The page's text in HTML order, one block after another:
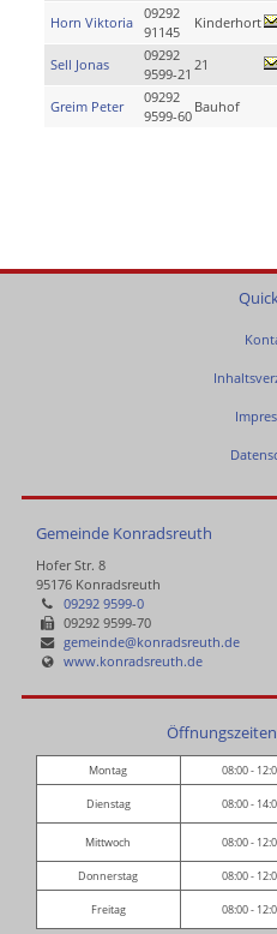
Horn Viktoria
09292
91145
Kinderhort
Sell Jonas
09292
9599-21
21
Greim Peter
09292
9599-60
Bauhof
Gemeinde Konradsreuth
Hofer Str. 8
95176 Konradsreuth
09292 9599-0
09292 9599-70
gemeinde@konradsreuth.de
www.konradsreuth.de
Montag 08:00 -
Dienstag 08:00 -
Mittwoch 08:00 -
Donnerstag 08:00 -
Freitag 08:00 -